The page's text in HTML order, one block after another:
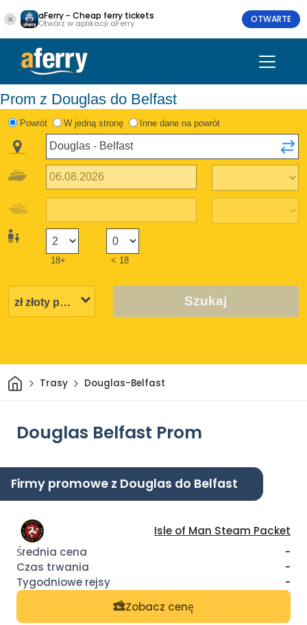
aFerry - Cheap ferry tickets
Otwórz w aplikacji aFerry OTWARTE
Prom z Douglas do Belfast
Powrót W jedną stronę Inne dane na powrót
18+ < 18
Szukaj
DomTrasy Douglas-Belfast
Douglas Belfast Prom
Firmy promowe z Douglas do Belfast
Isle of Man Steam Packet
-
-
-
Zobacz cenę